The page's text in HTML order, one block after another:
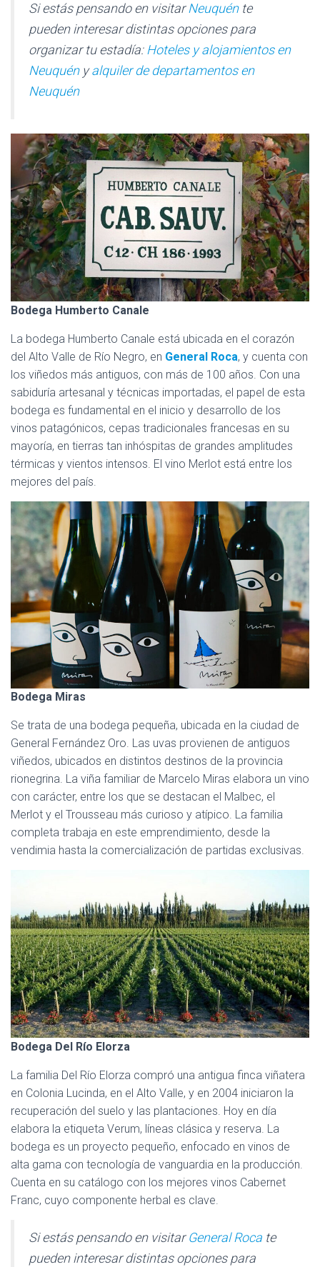
Si estás pensando en visitarNeuquénte
pueden interesar distintas opciones para
organizar tu estadía: Hoteles y alojamientos en
Neuquényalquiler de departamentos en
Neuquén
Bodega Humberto Canale
La bodega Humberto Canale está ubicada en el corazón
del Alto Valle de Río Negro, en General Roca, y cuenta con
los viñedos más antiguos, con más de 100 años. Con una
sabiduría artesanal y técnicas importadas, el papel de esta
bodega es fundamental en el inicio y desarrollo de los
vinos patagónicos, cepas tradicionales francesas en su
mayoría, en tierras tan inhóspitas de grandes amplitudes
térmicas y vientos intensos. El vino Merlot está entre los
mejores del país.
Bodega Miras
Se trata de una bodega pequeña, ubicada en la ciudad de
General Fernández Oro. Las uvas provienen de antiguos
viñedos, ubicados en distintos destinos de la provincia
rionegrina. La viña familiar de Marcelo Miras elabora un vino
con carácter, entre los que se destacan el Malbec, el
Merlot y el Trousseau más curioso y atípico. La familia
completa trabaja en este emprendimiento, desde la
vendimia hasta la comercialización de partidas exclusivas.
Bodega Del Río Elorza
La familia Del Río Elorza compró una antigua finca viñatera
en Colonia Lucinda, en el Alto Valle, y en 2004 iniciaron la
recuperación del suelo y las plantaciones. Hoy en día
elabora la etiqueta Verum, líneas clásica y reserva. La
bodega es un proyecto pequeño, enfocado en vinos de
alta gama con tecnología de vanguardia en la producción.
Cuenta en su catálogo con los mejores vinos Cabernet
Franc, cuyo componente herbal es clave.
Si estás pensando en visitarGeneral Roca te
pueden interesar distintas opciones para